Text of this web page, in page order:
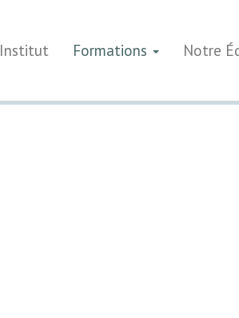
Institut Formations Notre